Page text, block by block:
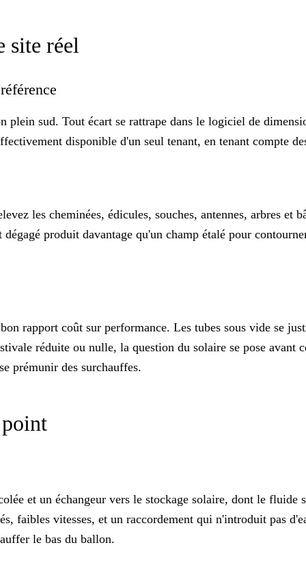
site réel
sud. Tout écart se rattrape dans le logiciel de
disponible d'un seul tenant, en tenant compte
les cheminées, édicules, souches, antennes, arbres et
produit davantage qu'un champ étalé pour
rapport coût sur performance. Les tubes sous vide se
réduite ou nulle, la question du solaire se pose
prémunir des surchauffes.
et un échangeur vers le stockage solaire, dont le fluide
faibles vitesses, et un raccordement qui n'introduit pas
le bas du ballon.